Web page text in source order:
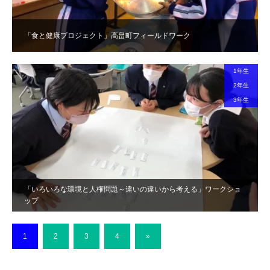
「食と健康プロジェクト」高畠町フィールドワーク
「いろいろな環境と人権問題～違いの違いから考える」ワークショ
ップ
1年生
2年生
3年生
1 2 3 4 »